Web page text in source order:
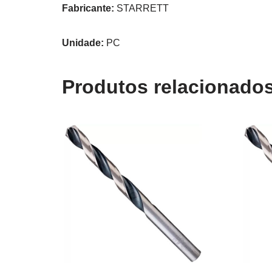
Fabricante: STARRETT
Unidade: PC
Produtos